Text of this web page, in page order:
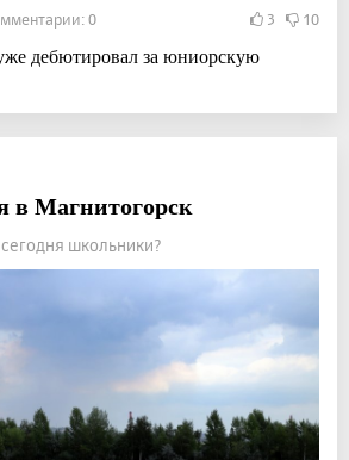
0 3 10
дебютировал за юниорскую
в Магнитогорск
школьники?